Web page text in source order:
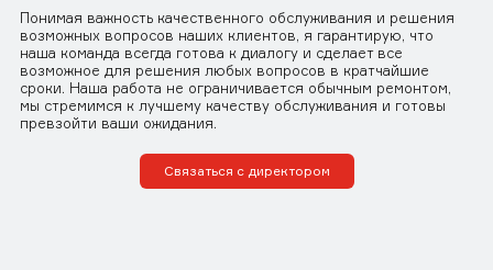
Понимая важность качественного обслуживания и решения
возможных вопросов наших клиентов, я гарантирую, что
наша команда всегда готова к диалогу и сделает все
возможное для решения любых вопросов в кратчайшие
сроки. Наша работа не ограничивается обычным ремонтом,
мы стремимся к лучшему качеству обслуживания и готовы
превзойти ваши ожидания.
Связаться с директором